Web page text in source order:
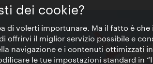
dei cookie?
di volerti importunare. Ma il fatto è che
offrirvi il miglior servizio possibile e
navigazione e i contenuti ottimizzati
le tue impostazioni standard in